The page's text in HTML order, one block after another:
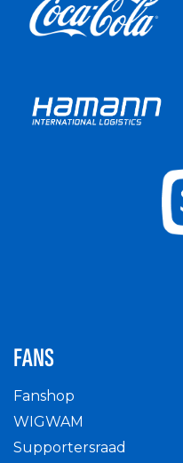
FANS
Fanshop
WIGWAM
Supportersraad